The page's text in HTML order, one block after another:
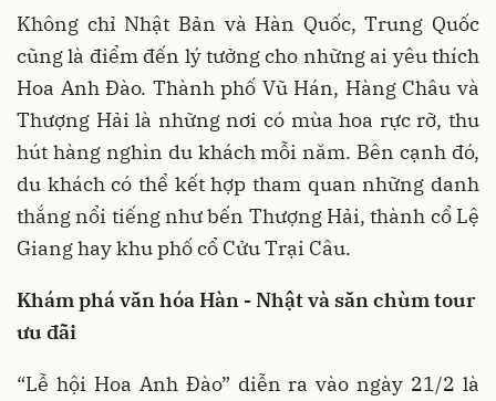
Không chỉ Nhật Bản và Hàn Quốc, Trung Quốc
cũng là điểm đến lý tưởng cho những ai yêu thích
Hoa Anh Đào. Thành phố Vũ Hán, Hàng Châu và
Thượng Hải là những nơi có mùa hoa rực rỡ, thu
hút hàng nghìn du khách mỗi năm. Bên cạnh đó,
du khách có thể kết hợp tham quan những danh
thắng nổi tiếng như bến Thượng Hải, thành cổ Lệ
Giang hay khu phố cổ Cửu Trại Câu.
Khám phá văn hóa Hàn - Nhật và săn chùm tour
ưu đãi
“Lễ hội Hoa Anh Đào” diễn ra vào ngày 21/2 là